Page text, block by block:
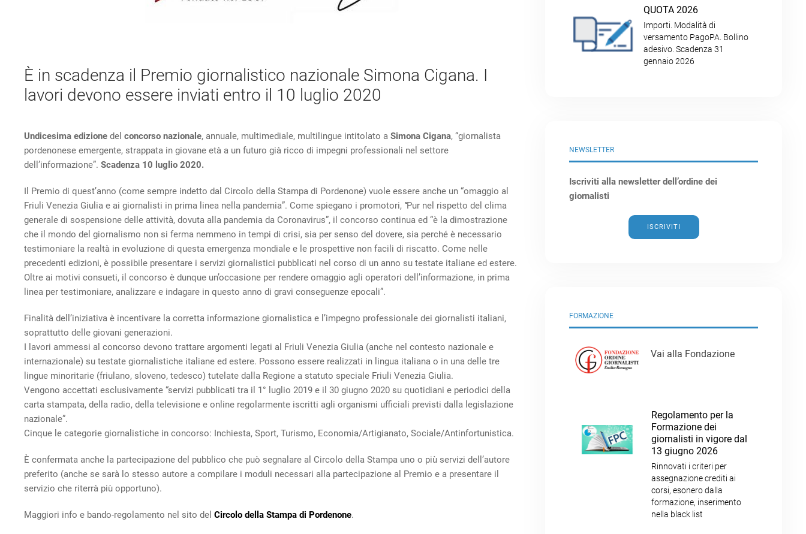
È in scadenza il Premio giornalistico nazionale Simona Cigana. I
lavori devono essere inviati entro il 10 luglio 2020
Undicesima edizione del concorso nazionale, annuale, multimediale, multilingue intitolato a Simona Cigana, “giornalista
pordenonese emergente, strappata in giovane età a un futuro già ricco di impegni professionali nel settore
dell’informazione”. Scadenza 10 luglio 2020.
Il Premio di quest’anno (come sempre indetto dal Circolo della Stampa di Pordenone) vuole essere anche un “omaggio al
Friuli Venezia Giulia e ai giornalisti in prima linea nella pandemia”. Come spiegano i promotori, “Pur nel rispetto del clima
generale di sospensione delle attività, dovuta alla pandemia da Coronavirus”, il concorso continua ed “è la dimostrazione
che il mondo del giornalismo non si ferma nemmeno in tempi di crisi, sia per senso del dovere, sia perché è necessario
testimoniare la realtà in evoluzione di questa emergenza mondiale e le prospettive non facili di riscatto. Come nelle
precedenti edizioni, è possibile presentare i servizi giornalistici pubblicati nel corso di un anno su testate italiane ed estere.
Oltre ai motivi consueti, il concorso è dunque un’occasione per rendere omaggio agli operatori dell’informazione, in prima
linea per testimoniare, analizzare e indagare in questo anno di gravi conseguenze epocali”.
Finalità dell’iniziativa è incentivare la corretta informazione giornalistica e l’impegno professionale dei giornalisti italiani,
soprattutto delle giovani generazioni.
I lavori ammessi al concorso devono trattare argomenti legati al Friuli Venezia Giulia (anche nel contesto nazionale e
internazionale) su testate giornalistiche italiane ed estere. Possono essere realizzati in lingua italiana o in una delle tre
lingue minoritarie (friulano, sloveno, tedesco) tutelate dalla Regione a statuto speciale Friuli Venezia Giulia.
Vengono accettati esclusivamente “servizi pubblicati tra il 1° luglio 2019 e il 30 giugno 2020 su quotidiani e periodici della
carta stampata, della radio, della televisione e online regolarmente iscritti agli organismi ufficiali previsti dalla legislazione
nazionale”.
Cinque le categorie giornalistiche in concorso: Inchiesta, Sport, Turismo, Economia/Artigianato, Sociale/Antinfortunistica.
È confermata anche la partecipazione del pubblico che può segnalare al Circolo della Stampa uno o più servizi dell’autore
preferito (anche se sarà lo stesso autore a compilare i moduli necessari alla partecipazione al Premio e a presentare il
servizio che riterrà più opportuno).
Maggiori info e bando-regolamento nel sito del Circolo della Stampa di Pordenone.
QUOTA 2026
Importi. Modalità di
versamento PagoPA. Bollino
adesivo. Scadenza 31
gennaio 2026
NEWSLETTER
Iscriviti alla newsletter dell’ordine dei
giornalisti
ISCRIVITI
FORMAZIONE
Vai alla Fondazione
Regolamento per la
Formazione dei
giornalisti in vigore dal
13 giugno 2026
Rinnovati i criteri per
assegnazione crediti ai
corsi, esonero dalla
formazione, inserimento
nella black list